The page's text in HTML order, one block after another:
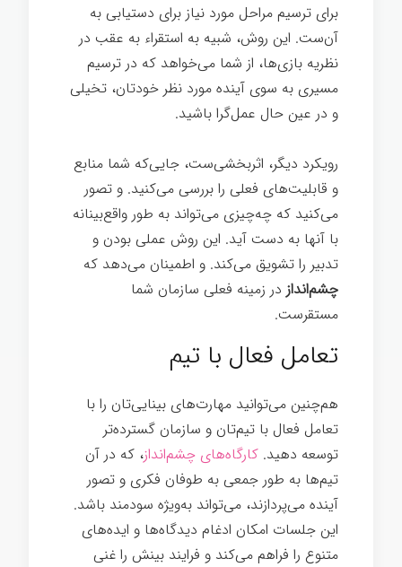
برای ترسیم مراحل مورد نیاز برای دستیابی به
آن‌ست. این روش، شبیه به استقراء به عقب در
نظریه بازی‌ها، از شما می‌خواهد که در ترسیم
مسیری به سوی آینده مورد نظر خودتان، تخیلی
و در عین حال عمل‌گرا باشید.
رویکرد دیگر، اثربخشی‌ست، جایی‌که شما منابع
و قابلیت‌های فعلی را بررسی می‌کنید. و تصور
می‌کنید که چه‌چیزی می‌تواند به طور واقع‌بینانه
با آنها به دست آید. این روش عملی بودن و
تدبیر را تشویق می‌کند. و اطمینان می‌دهد که
چشم‌انداز در زمینه فعلی سازمان شما
مستقرست.
تعامل فعال با تیم
هم‌چنین می‌توانید مهارت‌های بینایی‌تان را با
تعامل فعال با تیم‌تان و سازمان گسترده‌تر
توسعه دهید. کارگاه‌های چشم‌انداز، که در آن
تیم‌ها به طور جمعی به طوفان فکری و تصور
آینده می‌پردازند، می‌تواند به‌ویژه سودمند باشد.
این جلسات امکان ادغام دیدگاه‌ها و ایده‌های
متنوع را فراهم می‌کند و فرایند بینش را غنی